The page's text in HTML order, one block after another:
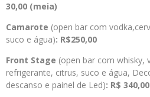
30,00 (meia)
Camarote (open bar com
suco e água): R$250,00
Front Stage (open bar com whisky,
refrigerante, citrus, suco e água,
descanso e painel de Led): R$ 340,00